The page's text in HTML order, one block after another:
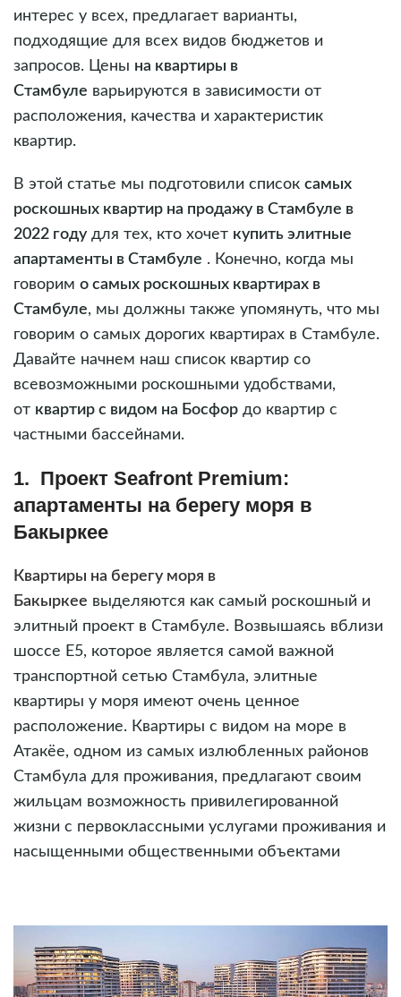
интерес у всех, предлагает варианты,
подходящие для всех видов бюджетов и
запросов. Цены на квартиры в
Стамбуле варьируются в зависимости от
расположения, качества и характеристик
квартир.
В этой статье мы подготовили список самых
роскошных квартир на продажу в Стамбуле в
2022 годудля тех, кто хочет купить элитные
апартаменты в Стамбуле . Конечно, когда мы
говорим о самых роскошных квартирах в
Стамбуле, мы должны также упомянуть, что мы
говорим о самых дорогих квартирах в Стамбуле.
Давайте начнем наш список квартир со
всевозможными роскошными удобствами,
от квартир с видом на Босфор до квартир с
частными бассейнами.
1. Проект Seafront Premium:
апартаменты на берегу моря в
Бакыркее
Квартиры на берегу моря в
Бакыркее выделяются как самый роскошный и
элитный проект в Стамбуле. Возвышаясь вблизи
шоссе E5, которое является самой важной
транспортной сетью Стамбула, элитные
квартиры у моря имеют очень ценное
расположение. Квартиры с видом на море в
Атакёе, одном из самых излюбленных районов
Стамбула для проживания, предлагают своим
жильцам возможность привилегированной
жизни с первоклассными услугами проживания и
насыщенными общественными объектами